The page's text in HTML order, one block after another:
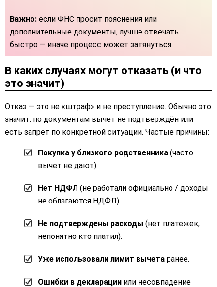
Важно: если ФНС просит пояснения или
дополнительные документы, лучше отвечать
быстро — иначе процесс может затянуться.
В каких случаях могут отказать (и что
это значит)
Отказ — это не «штраф» и не преступление. Обычно это
значит: по документам вычет не подтверждён или
есть запрет по конкретной ситуации. Частые причины:
Покупка у близкого родственника (часто
вычет не дают).
Нет НДФЛ (не работали официально / доходы
не облагаются НДФЛ).
Не подтверждены расходы (нет платежек,
непонятно кто платил).
Уже использовали лимит вычета ранее.
Ошибки в декларации или несовпадение